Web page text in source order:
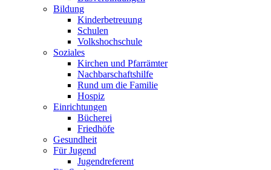
Bildung
Kinderbetreuung
Schulen
Volkshochschule
Soziales
Kirchen und Pfarrämter
Nachbarschaftshilfe
Rund um die Familie
Hospiz
Einrichtungen
Bücherei
Friedhöfe
Gesundheit
Für Jugend
Jugendreferent